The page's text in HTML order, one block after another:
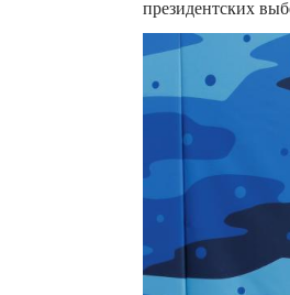
президентских